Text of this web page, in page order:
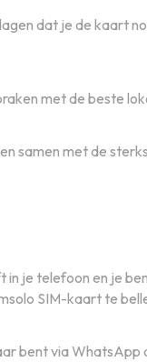
dat je de kaart
met de beste
samen met de
je telefoon en je
SIM-kaart te
bent via